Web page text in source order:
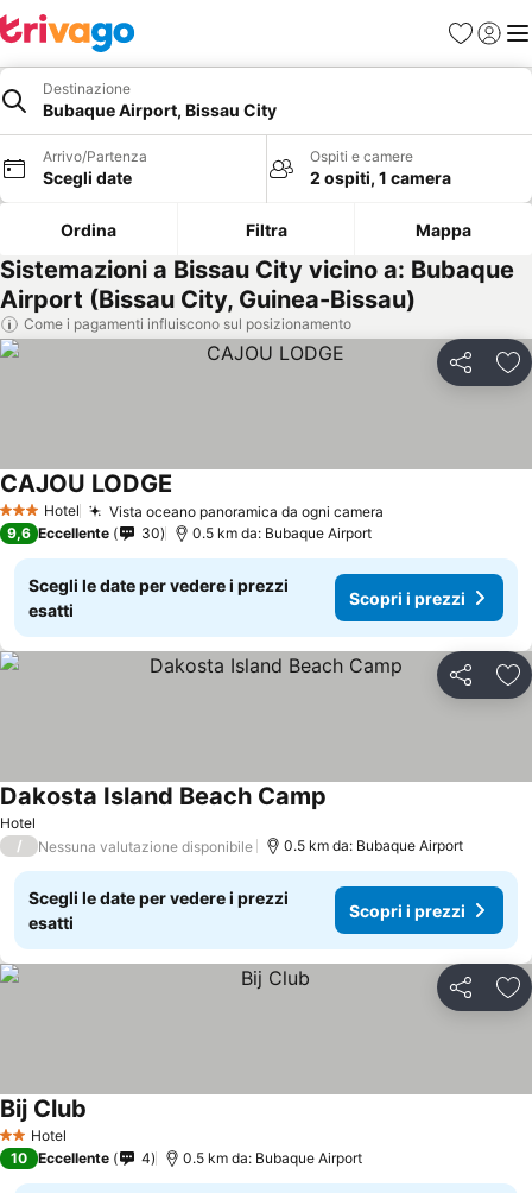
PreferitiAccedi
Destinazione
Bubaque Airport, Bissau City
Arrivo/Partenza
Scegli date
Ospiti e camere
2 ospiti, 1 camera
Ordina Filtra Mappa
Sistemazioni a Bissau City vicino a: Bubaque
Airport (Bissau City, Guinea-Bissau)
Come i pagamenti influiscono sul posizionamento
Condividi
3 StelleHotel Vista oceano panoramica da ogni camera
CAJOU LODGE
9,6 Eccellente 30 0.5 km da: Bubaque Airport
Scegli le date per vedere i prezzi
esatti
Scopri i prezzi
Condividi
Hotel
Dakosta Island Beach Camp
/ Nessuna valutazione disponibile 0.5 km da: Bubaque Airport
Scegli le date per vedere i prezzi
esatti
Scopri i prezzi
Condividi
2 StelleHotel
Bij Club
10 Eccellente 4 0.5 km da: Bubaque Airport